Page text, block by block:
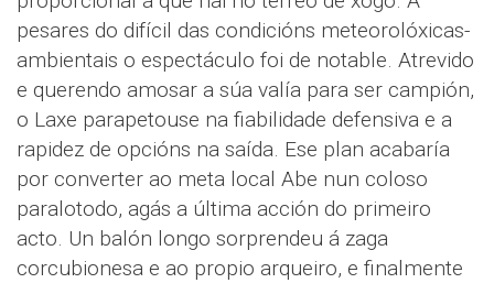
pesares do difícil das condicións meteorolóxicas-
ambientais o espectáculo foi de notable. Atrevido
e querendo amosar a súa valía para ser campión,
o Laxe parapetouse na fiabilidade defensiva e a
rapidez de opcións na saída. Ese plan acabaría
por converter ao meta local Abe nun coloso
paralotodo, agás a última acción do primeiro
acto. Un balón longo sorprendeu á zaga
corcubionesa e ao propio arqueiro, e finalmente